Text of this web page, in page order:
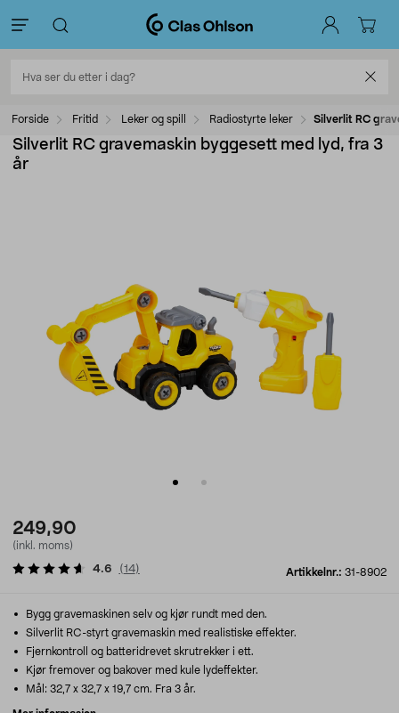
Forside Fritid Leker og spill Radiostyrte leker Silverlit RC
Silverlit RC gravemaskin byggesett med lyd, fra 3
år
249,90
(inkl. moms)
Artikkelnr.: 31-8902
4.6 (14)
Bygg gravemaskinen selv og kjør rundt med den.
Silverlit RC-styrt gravemaskin med realistiske effekter.
Fjernkontroll og batteridrevet skrutrekker i ett.
Kjør fremover og bakover med kule lydeffekter.
Mål: 32,7 x 32,7 x 19,7 cm. Fra 3 år.